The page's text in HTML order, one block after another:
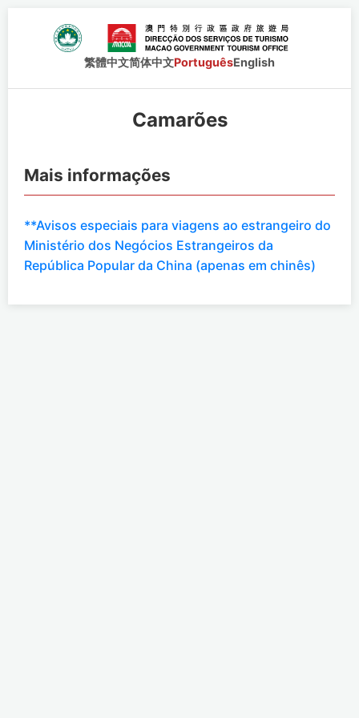
繁體中文简体中文PortuguêsEnglish
Camarões
Mais informações
**Avisos especiais para viagens ao estrangeiro do
Ministério dos Negócios Estrangeiros da
República Popular da China (apenas em chinês)